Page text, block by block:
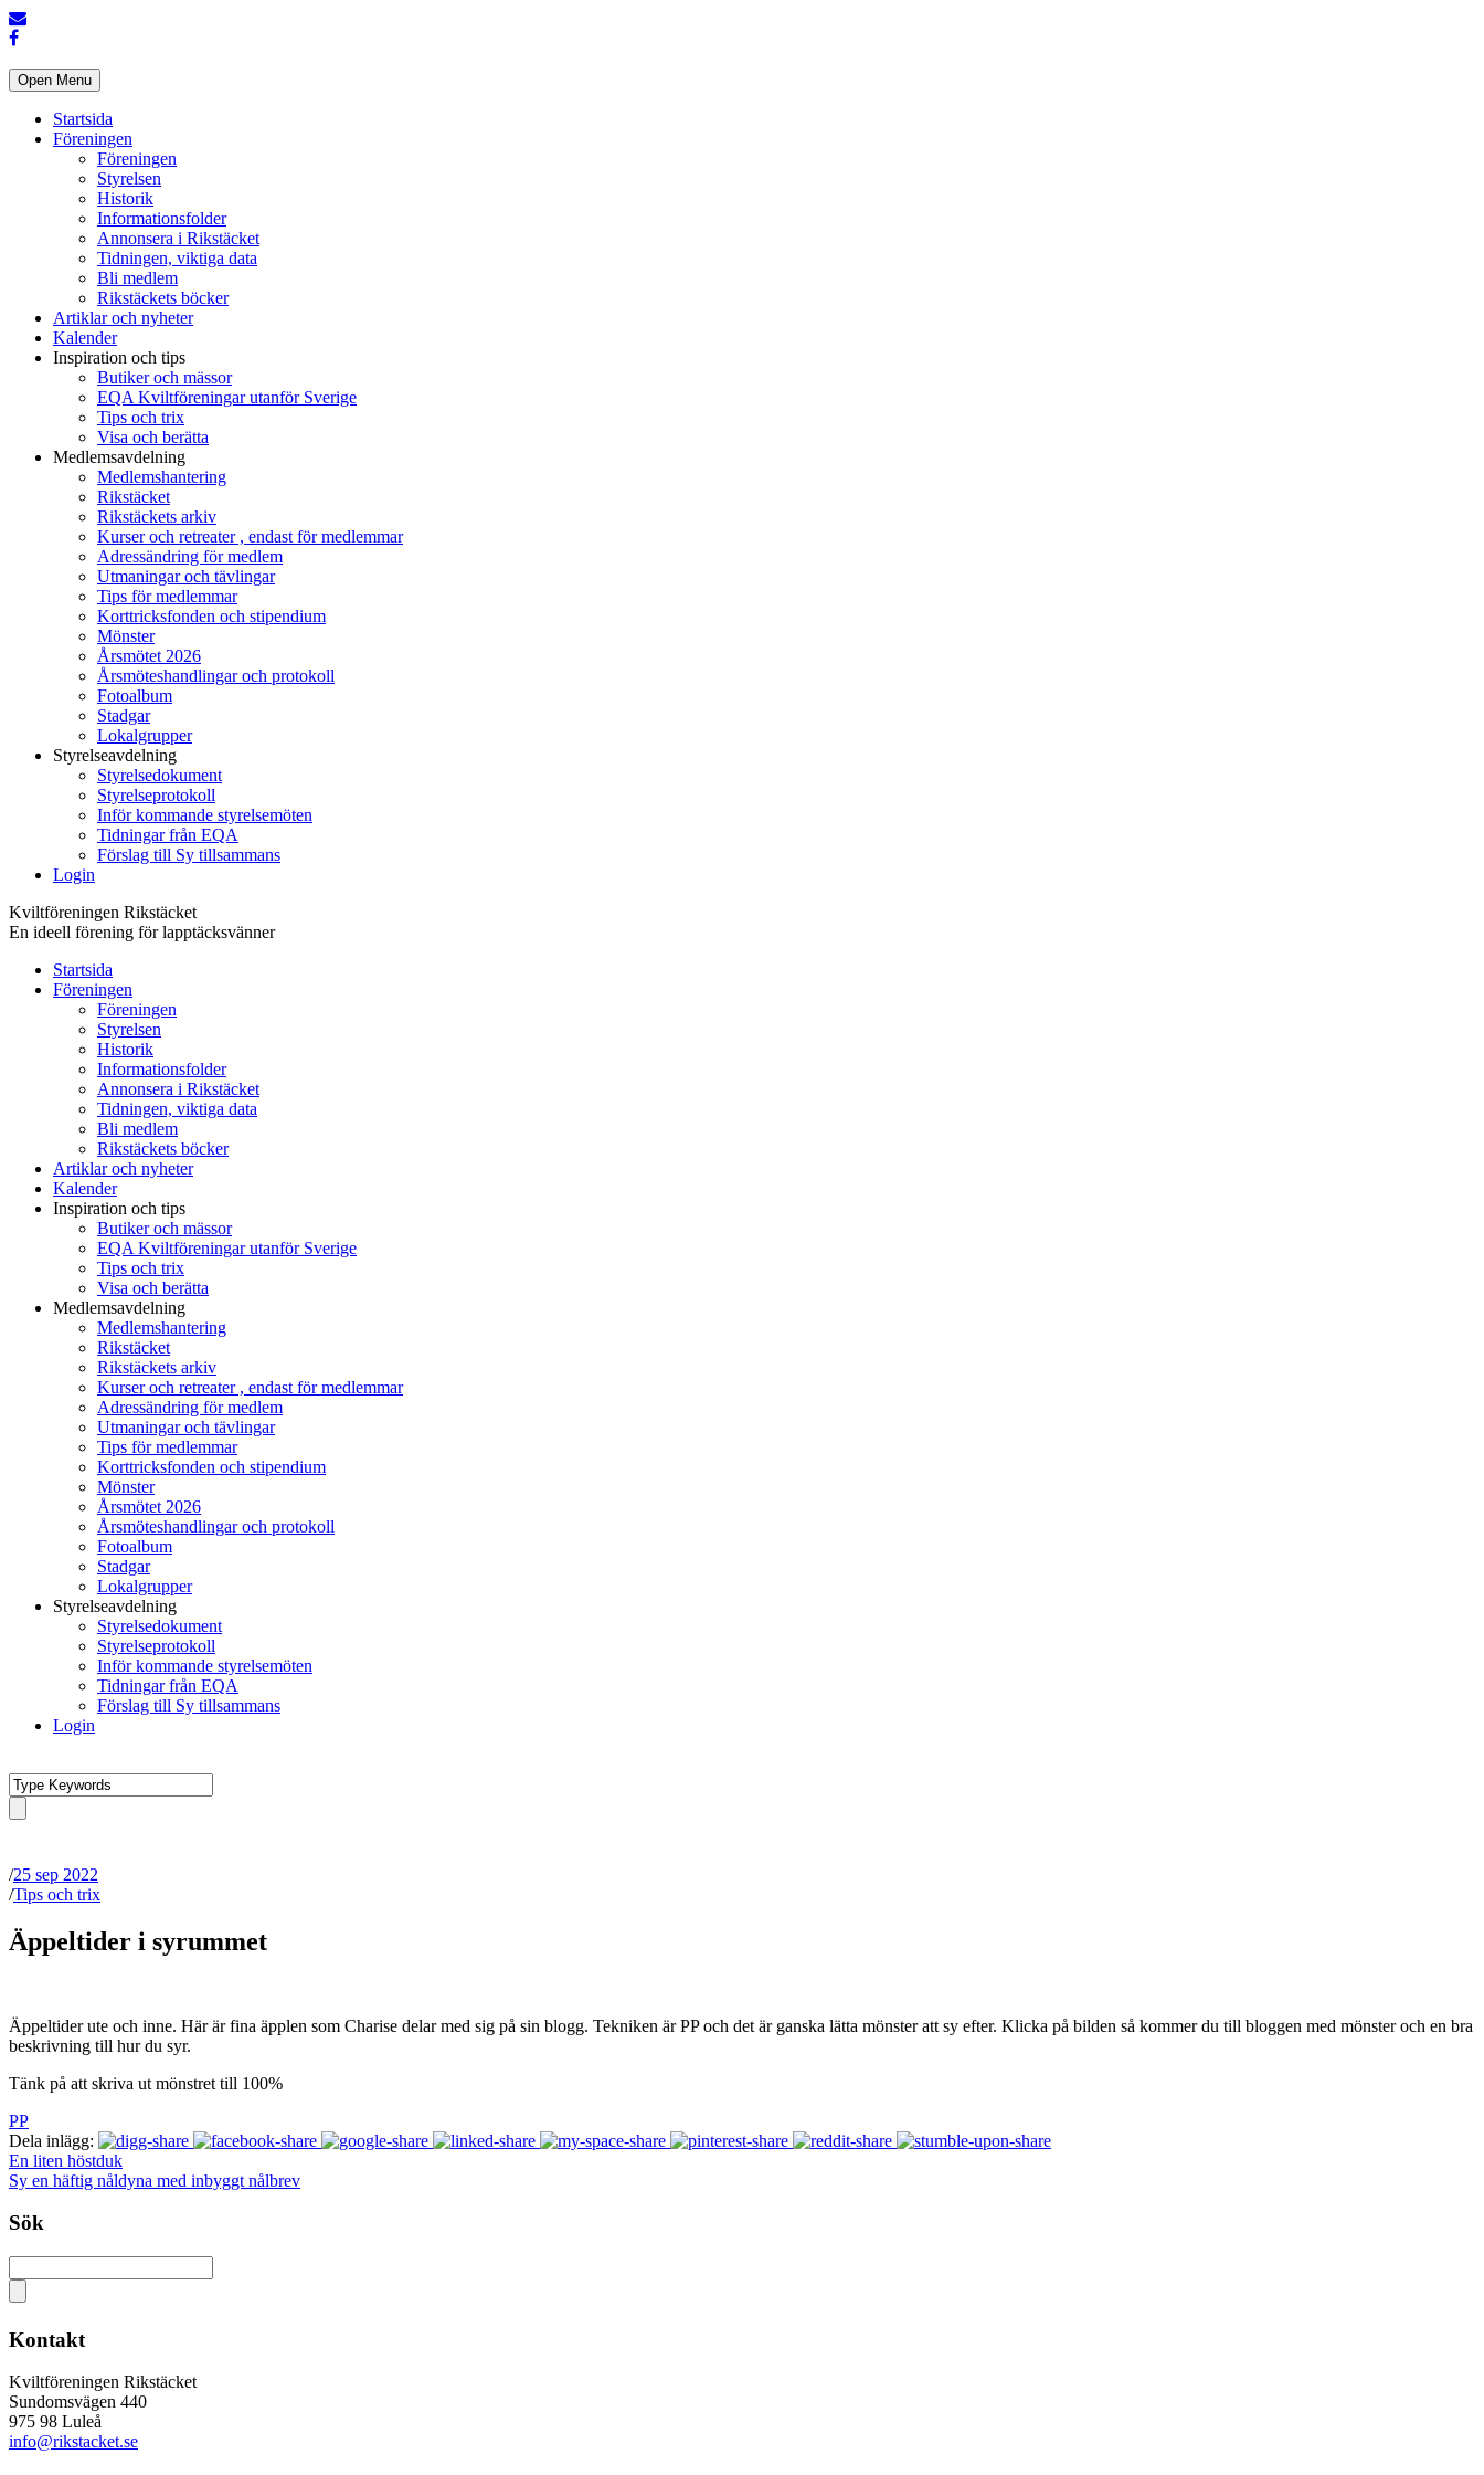
Open Menu
Startsida
Föreningen
Föreningen
Styrelsen
Historik
Informationsfolder
Annonsera i Rikstäcket
Tidningen, viktiga data
Bli medlem
Rikstäckets böcker
Artiklar och nyheter
Kalender
Inspiration och tips
Butiker och mässor
EQA Kviltföreningar utanför Sverige
Tips och trix
Visa och berätta
Medlemsavdelning
Medlemshantering
Rikstäcket
Rikstäckets arkiv
Kurser och retreater , endast för medlemmar
Adressändring för medlem
Utmaningar och tävlingar
Tips för medlemmar
Korttricksfonden och stipendium
Mönster
Årsmötet 2026
Årsmöteshandlingar och protokoll
Fotoalbum
Stadgar
Lokalgrupper
Styrelseavdelning
Styrelsedokument
Styrelseprotokoll
Inför kommande styrelsemöten
Tidningar från EQA
Förslag till Sy tillsammans
Login
Kviltföreningen Rikstäcket
En ideell förening för lapptäcksvänner
Startsida
Föreningen
Föreningen
Styrelsen
Historik
Informationsfolder
Annonsera i Rikstäcket
Tidningen, viktiga data
Bli medlem
Rikstäckets böcker
Artiklar och nyheter
Kalender
Inspiration och tips
Butiker och mässor
EQA Kviltföreningar utanför Sverige
Tips och trix
Visa och berätta
Medlemsavdelning
Medlemshantering
Rikstäcket
Rikstäckets arkiv
Kurser och retreater , endast för medlemmar
Adressändring för medlem
Utmaningar och tävlingar
Tips för medlemmar
Korttricksfonden och stipendium
Mönster
Årsmötet 2026
Årsmöteshandlingar och protokoll
Fotoalbum
Stadgar
Lokalgrupper
Styrelseavdelning
Styrelsedokument
Styrelseprotokoll
Inför kommande styrelsemöten
Tidningar från EQA
Förslag till Sy tillsammans
Login
/25 sep 2022
/Tips och trix
Äppeltider i syrummet
Äppeltider ute och inne. Här är fina äpplen som Charise delar med sig på sin blogg. Tekniken är PP och det är ganska lätta mönster att sy efter. Klicka på bilden så kommer du till bloggen med mönster och en bra
beskrivning till hur du syr.
Tänk på att skriva ut mönstret till 100%
PP
Dela inlägg:
En liten höstduk
Sy en häftig nåldyna med inbyggt nålbrev
Sök
Kontakt
Kviltföreningen Rikstäcket
Sundomsvägen 440
975 98 Luleå
info@rikstacket.se